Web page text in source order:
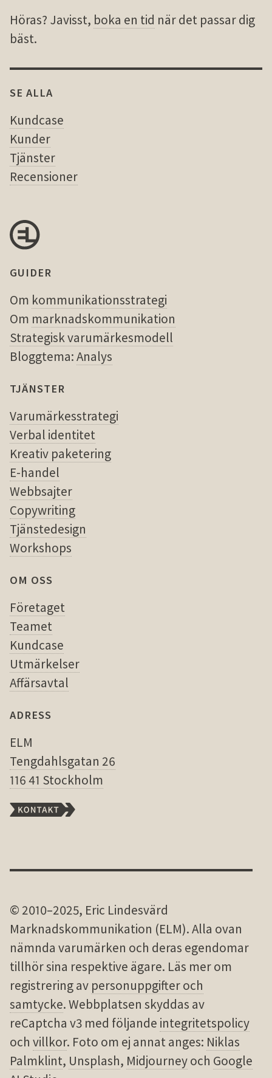
Höras? Javisst, boka en tid när det passar dig
bäst.
SE ALLA
Kundcase
Kunder
Tjänster
Recensioner
GUIDER
Om kommunikationsstrategi
Om marknadskommunikation
Strategisk varumärkesmodell
Bloggtema:Analys
TJÄNSTER
Varumärkesstrategi
Verbal identitet
Kreativ paketering
E-handel
Webbsajter
Copywriting
Tjänstedesign
Workshops
OM OSS
Företaget
Teamet
Kundcase
Utmärkelser
Affärsavtal
ADRESS
ELM
Tengdahlsgatan 26
116 41 Stockholm
© 2010–2025, Eric Lindesvärd
Marknadskommunikation (ELM). Alla ovan
nämnda varu­märken och deras egen­domar
tillhör sina res­pek­tive ägare. Läs mer om
registrering av personuppgifter och
samtycke. Webbplatsen skyddas av
reCaptcha v3 med följande integritetspolicy
och villkor. Foto om ej annat anges: Niklas
Palmklint, Unsplash, Midjourneyoch Google